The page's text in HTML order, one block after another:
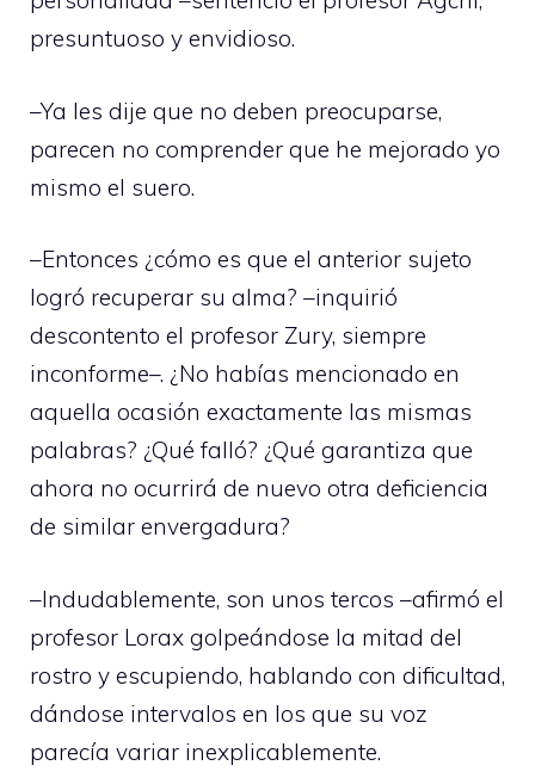
presuntuoso y envidioso.
–Ya les dije que no deben preocuparse,
parecen no comprender que he mejorado yo
mismo el suero.
–Entonces ¿cómo es que el anterior sujeto
logró recuperar su alma? –inquirió
descontento el profesor Zury, siempre
inconforme–. ¿No habías mencionado en
aquella ocasión exactamente las mismas
palabras? ¿Qué falló? ¿Qué garantiza que
ahora no ocurrirá de nuevo otra deficiencia
de similar envergadura?
–Indudablemente, son unos tercos –afirmó el
profesor Lorax golpeándose la mitad del
rostro y escupiendo, hablando con dificultad,
dándose intervalos en los que su voz
parecía variar inexplicablemente.